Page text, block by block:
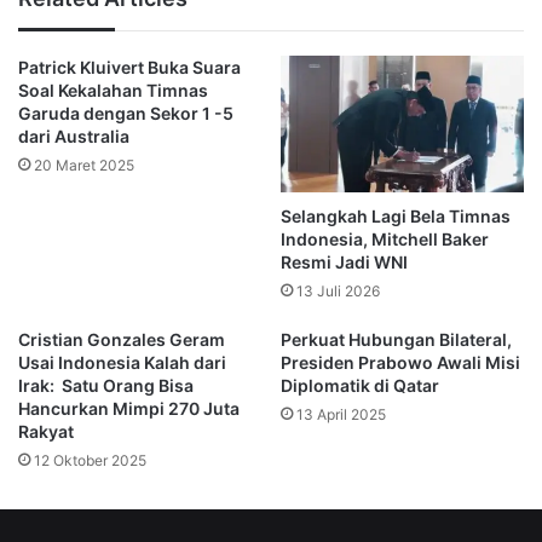
transisi yang lambat menjadi faktor utama kebobolan yang
Memasuki babak kedua, Australia masih mendominasi
permainan. Dua gol tambahan dari tim tuan rumah semakin
menegaskan superioritas mereka.
Satu-satunya gol yang dicetak oleh Ole Romeny di babak
kedua tidak mampu menghindarkan Indonesia dari
Apa yang Salah?
Sejak awal, lini pertahanan Indonesia tampak
Patrick Kluivert Buka Suara
Soal Kekalahan Timnas
Garuda dengan Sekor 1 -5
dari Australia
20 Maret 2025
Selangkah Lagi Bela Timnas
Indonesia, Mitchell Baker
Resmi Jadi WNI
13 Juli 2026
Cristian Gonzales Geram
Usai Indonesia Kalah dari
Irak: Satu Orang Bisa
Hancurkan Mimpi 270 Juta
Rakyat
12 Oktober 2025
Perkuat Hubungan Bilateral,
Presiden Prabowo Awali Misi
Diplomatik di Qatar
13 April 2025